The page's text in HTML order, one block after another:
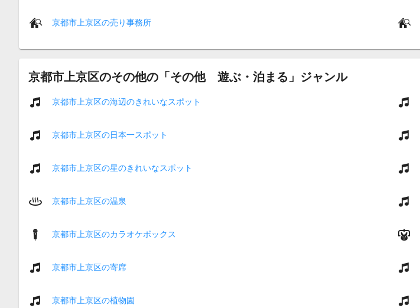
京都市上京区の売り事務所
京都市上京区のその他の「その他 遊ぶ・泊まる」ジャンル
京都市上京区の海辺のきれいなスポット
京都市上京区の日本一スポット
京都市上京区の星のきれいなスポット
京都市上京区の温泉
京都市上京区のカラオケボックス
京都市上京区の寄席
京都市上京区の植物園